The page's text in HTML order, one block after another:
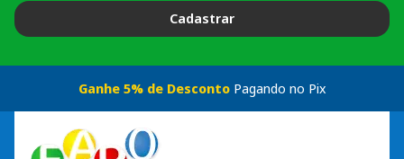
Cadastrar
Ganhe 5% de DescontoPagando no Pix